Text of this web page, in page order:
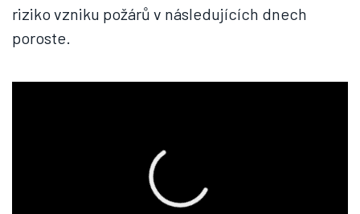
riziko vzniku požárů v následujících dnech
poroste.